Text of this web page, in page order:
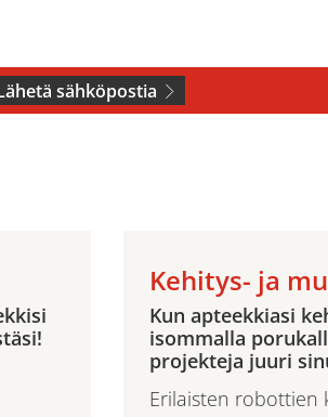
sähköpostia
Kehitys- ja
Kun apteekkiasi
isommalla
projekteja juuri
Erilaisten robottien